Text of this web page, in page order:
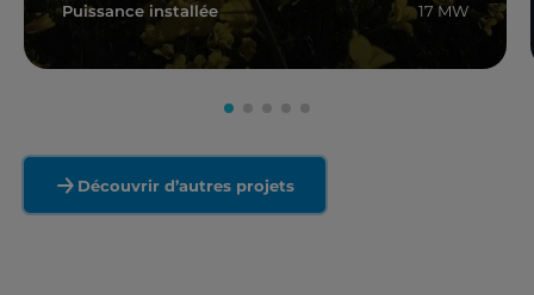
Puissance installée
17 MW
En savoir plus
Découvrir d’autres projets